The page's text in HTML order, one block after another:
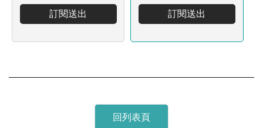
訂閱送出 訂閱送出
回列表頁